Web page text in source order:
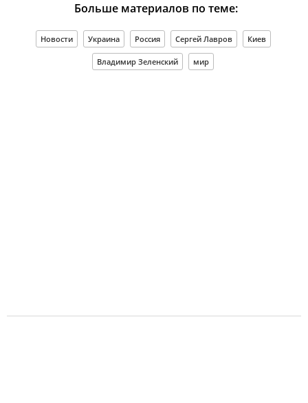
Больше материалов по теме:
Новости Украина Россия Сергей Лавров Киев
Владимир Зеленский мир